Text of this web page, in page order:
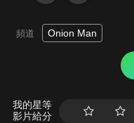
頻道 Onion Man
我的星等
影片給分